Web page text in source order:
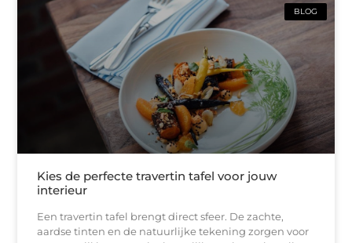
BLOG
Kies de perfecte travertin tafel voor jouw
interieur
Een travertin tafel brengt direct sfeer. De zachte,
aardse tinten en de natuurlijke tekening zorgen voor